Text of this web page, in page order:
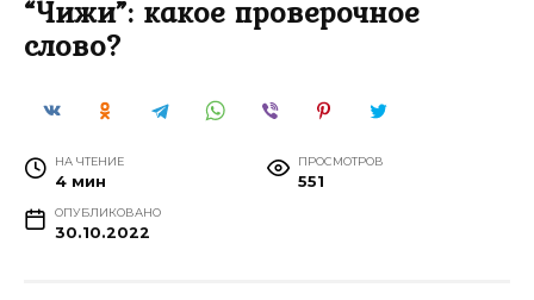
“Чижи”: какое проверочное
слово?
НА ЧТЕНИЕ
4 мин
ПРОСМОТРОВ
551
ОПУБЛИКОВАНО
30.10.2022